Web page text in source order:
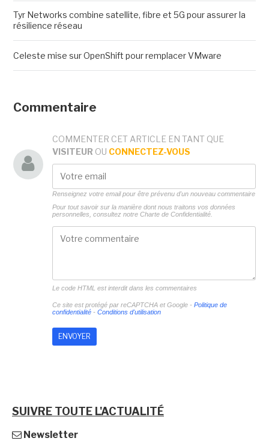
Tyr Networks combine satellite, fibre et 5G pour assurer la
résilience réseau
Celeste mise sur OpenShift pour remplacer VMware
Commentaire
COMMENTER CET ARTICLE EN TANT QUE
VISITEUR OU CONNECTEZ-VOUS
Renseignez votre email pour être prévenu d'un nouveau commentaire
Pour tout savoir sur la manière dont nous traitons vos données
personnelles, consultez notre Charte de Confidentialité.
Le code HTML est interdit dans les commentaires
Ce site est protégé par reCAPTCHA et Google - Politique de
confidentialité- Conditions d'utilisation
SUIVRE TOUTE L'ACTUALITÉ
Newsletter